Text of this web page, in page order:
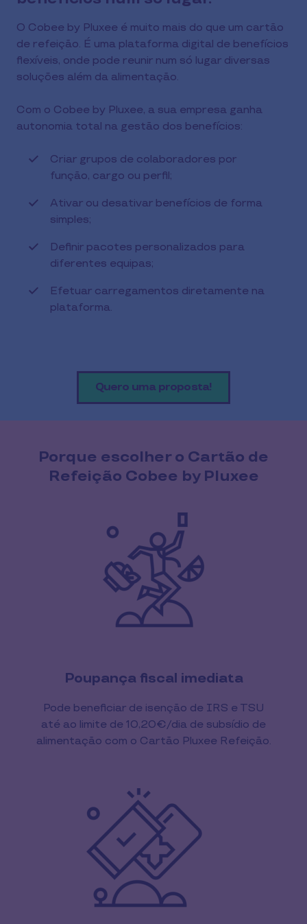
O Cobee by Pluxee é muito mais do que um cartão
de refeição. É uma plataforma digital de benefícios
flexíveis, onde pode reunir num só lugar diversas
soluções além da alimentação.
Com o Cobee by Pluxee, a sua empresa ganha
autonomia total na gestão dos benefícios:
Criar grupos de colaboradores por
função, cargo ou perfil;
Ativar ou desativar benefícios de forma
simples;
Definir pacotes personalizados para
diferentes equipas;
Efetuar carregamentos diretamente na
plataforma.
Quero uma proposta!
Porque escolher o Cartão de
Refeição Cobee by Pluxee
Poupança fiscal imediata
Pode beneficiar de isenção de IRS e TSU
até ao limite de 10,20€/dia de subsídio de
alimentação com o Cartão Pluxee Refeição.